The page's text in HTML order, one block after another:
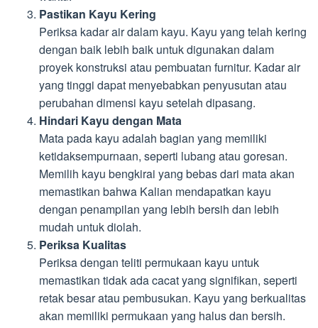
Pastikan Kayu Kering
Periksa kadar air dalam kayu. Kayu yang telah kering
dengan baik lebih baik untuk digunakan dalam
proyek konstruksi atau pembuatan furnitur. Kadar air
yang tinggi dapat menyebabkan penyusutan atau
perubahan dimensi kayu setelah dipasang.
Hindari Kayu dengan Mata
Mata pada kayu adalah bagian yang memiliki
ketidaksempurnaan, seperti lubang atau goresan.
Memilih kayu bengkirai yang bebas dari mata akan
memastikan bahwa Kalian mendapatkan kayu
dengan penampilan yang lebih bersih dan lebih
mudah untuk diolah.
Periksa Kualitas
Periksa dengan teliti permukaan kayu untuk
memastikan tidak ada cacat yang signifikan, seperti
retak besar atau pembusukan. Kayu yang berkualitas
akan memiliki permukaan yang halus dan bersih.